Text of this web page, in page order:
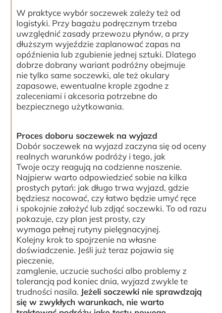
W praktyce wybór soczewek zależy też od
logistyki. Przy bagażu podręcznym trzeba
uwzględnić zasady przewozu płynów, a przy
dłuższym wyjeździe zaplanować zapas na
opóźnienia lub zgubienie jednej sztuki. Dlatego
dobrze dobrany wariant podróżny obejmuje
nie tylko same soczewki, ale też okulary
zapasowe, ewentualne krople zgodne z
zaleceniami i akcesoria potrzebne do
bezpiecznego użytkowania.
Proces doboru soczewek na wyjazd
Dobór soczewek na wyjazd zaczyna się od oceny
realnych warunków podróży i tego, jak
Twoje oczy reagują na codzienne noszenie.
Najpierw warto odpowiedzieć sobie na kilka
prostych pytań: jak długo trwa wyjazd, gdzie
będziesz nocować, czy łatwo będzie umyć ręce
i spokojnie założyć lub zdjąć soczewki. To od razu
pokazuje, czy plan jest prosty, czy
wymaga pełnej rutyny pielęgnacyjnej.
Kolejny krok to spojrzenie na własne
doświadczenie. Jeśli już teraz pojawia się
pieczenie,
zamglenie, uczucie suchości albo problemy z
tolerancją pod koniec dnia, wyjazd zwykle te
trudności nasila. Jeżeli soczewki nie sprawdzają
się w zwykłych warunkach, nie warto